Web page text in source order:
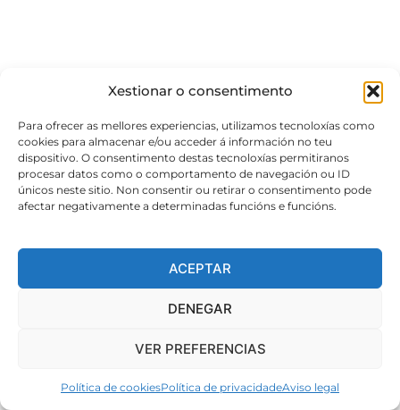
Xestionar o consentimento
Para ofrecer as mellores experiencias, utilizamos tecnoloxías como
cookies para almacenar e/ou acceder á información no teu
dispositivo. O consentimento destas tecnoloxías permitiranos
procesar datos como o comportamento de navegación ou ID
únicos neste sitio. Non consentir ou retirar o consentimento pode
afectar negativamente a determinadas funcións e funcións.
ACEPTAR
DENEGAR
VER PREFERENCIAS
Política de cookiesPolítica de privacidadeAviso legal
VOLVER Á PÁXINA DE INICIO